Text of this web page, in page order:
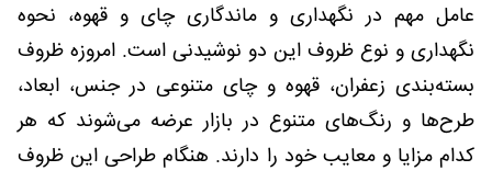
عامل مهم در نگهداری و ماندگاری چای و قهوه، نحوه
نگهداری و نوع ظروف این دو نوشیدنی است. امروزه ظروف
بسته‌بندی زعفران، قهوه و چای متنوعی در جنس، ابعاد،
طرح‌ها و رنگ‌های متنوع در بازار عرضه می‌شوند که هر
کدام مزایا و معایب خود را دارند. هنگام طراحی این ظروف